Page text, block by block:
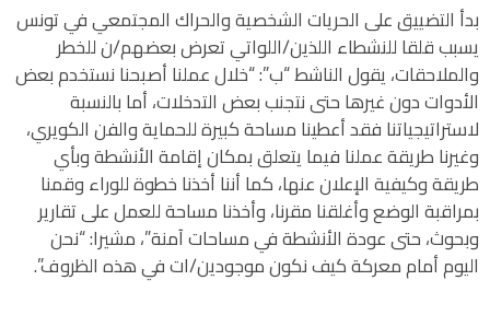
بدأ التضييق على الحريات الشخصية والحراك المجتمعي في تونس
يسبب قلقا للنشطاء اللذين/اللواتي تعرض بعضهم/ن للخطر
والملاحقات، يقول الناشط “ب”: “خلال عملنا أصبحنا نستخدم بعض
الأدوات دون غيرها حتى نتجنب بعض التدخلات، أما بالنسبة
لاستراتيجياتنا فقد أعطينا مساحة كبيرة للحماية والفن الكويري،
وغيرنا طريقة عملنا فيما يتعلق بمكان إقامة الأنشطة وبأي
طريقة وكيفية الإعلان عنها، كما أننا أخذنا خطوة للوراء وقمنا
بمراقبة الوضع وأغلقنا مقرنا، وأخذنا مساحة للعمل على تقارير
وبحوث، حتى عودة الأنشطة في مساحات آمنة”، مشيرا: “نحن
اليوم أمام معركة كيف نكون موجودين/ات في هذه الظروف”.